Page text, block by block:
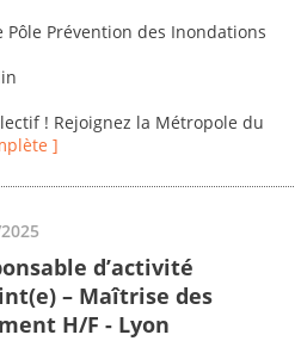
Pôle Prévention des Inondations
! Rejoignez la Métropole du
]
d’activité
– Maîtrise des
H/F - Lyon